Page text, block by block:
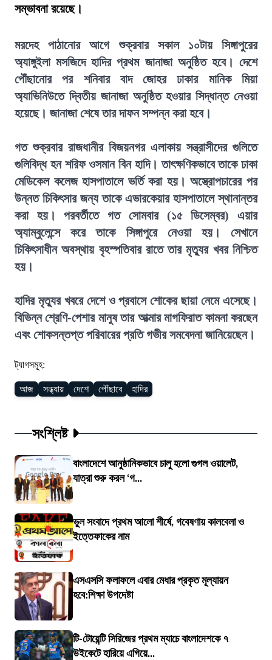
সম্ভাবনা রয়েছে।
মরদেহ পাঠানোর আগে শুক্রবার সকাল ১০টায় সিঙ্গাপুরের
অ্যাঙ্গুইলা মসজিদে হাদির প্রথম জানাজা অনুষ্ঠিত হবে। দেশে
পৌঁছানোর পর শনিবার বাদ জোহর ঢাকার মানিক মিয়া
অ্যাভিনিউতে দ্বিতীয় জানাজা অনুষ্ঠিত হওয়ার সিদ্ধান্ত নেওয়া
হয়েছে। জানাজা শেষে তার দাফন সম্পন্ন করা হবে।
গত শুক্রবার রাজধানীর বিজয়নগর এলাকায় সন্ত্রাসীদের গুলিতে
গুলিবিদ্ধ হন শরিফ ওসমান বিন হাদি। তাৎক্ষণিকভাবে তাকে ঢাকা
মেডিকেল কলেজ হাসপাতালে ভর্তি করা হয়। অস্ত্রোপচারের পর
উন্নত চিকিৎসার জন্য তাকে এভারকেয়ার হাসপাতালে স্থানান্তর
করা হয়। পরবর্তীতে গত সোমবার (১৫ ডিসেম্বর) এয়ার
অ্যাম্বুলেন্সে করে তাকে সিঙ্গাপুরে নেওয়া হয়। সেখানে
চিকিৎসাধীন অবস্থায় বৃহস্পতিবার রাতে তার মৃত্যুর খবর নিশ্চিত
হয়।
হাদির মৃত্যুর খবরে দেশে ও প্রবাসে শোকের ছায়া নেমে এসেছে।
বিভিন্ন শ্রেণি-পেশার মানুষ তার আত্মার মাগফিরাত কামনা করছেন
এবং শোকসন্তপ্ত পরিবারের প্রতি গভীর সমবেদনা জানিয়েছেন।
ট্যাগসমূহ:
আজ সন্ধ্যায় দেশে পৌঁছাবে হাদির
সংশ্লিষ্ট
বাংলাদেশে আনুষ্ঠানিকভাবে চালু হলো গুগল ওয়ালেট,
যাত্রা শুরু করল ‘গ...
ভুল সংবাদে প্রথম আলো শীর্ষে, গবেষণায় কালবেলা ও
ইত্তেফাকের নাম
এসএসসি ফলাফলে এবার মেধার প্রকৃত মূল্যায়ন
হবে:শিক্ষা উপদেষ্টা
টি-টোয়েন্টি সিরিজের প্রথম ম্যাচে বাংলাদেশকে ৭
উইকেটে হারিয়ে এগিয়ে...